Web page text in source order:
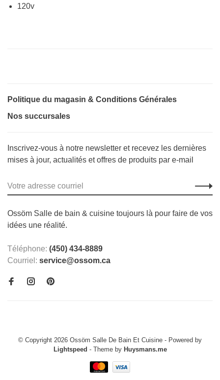
120v
Politique du magasin & Conditions Générales
Nos succursales
Inscrivez-vous à notre newsletter et recevez les dernières
mises à jour, actualités et offres de produits par e-mail
Ossöm Salle de bain & cuisine toujours là pour faire de vos
idées une réalité.
Téléphone: (450) 434-8889
Courriel: service@ossom.ca
© Copyright 2026 Ossöm Salle De Bain Et Cuisine - Powered by
Lightspeed - Theme by Huysmans.me